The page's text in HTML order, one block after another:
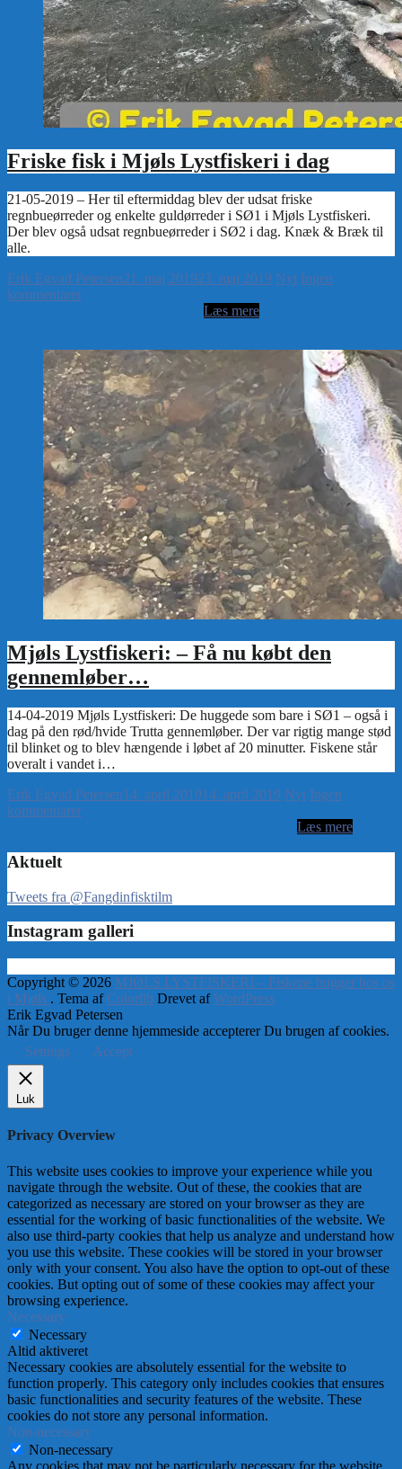
Friske fisk i Mjøls Lystfiskeri i dag
Erik Egvad Petersen21. maj 201923. maj 2019 Nyt Ingen
kommentarer
Mjøls Lystfiskeri: – Få nu købt den
gennemløber…
Erik Egvad Petersen14. april 201914. april 2019 Nyt Ingen
kommentarer
Aktuelt
Tweets fra @Fangdinfisktilm
Instagram galleri
Copyright © 2026 MJØLS LYSTFISKERI – Fiskene hugger hos os
i Mjøls . Tema af Colorlib Drevet afWordPress
Erik Egvad Petersen
Når Du bruger denne hjemmeside accepterer Du brugen af cookies.
Settings
Accept
Luk
Privacy Overview
This website uses cookies to improve your experience while you
navigate through the website. Out of these, the cookies that are
categorized as necessary are stored on your browser as they are
essential for the working of basic functionalities of the website. We
also use third-party cookies that help us analyze and understand how
you use this website. These cookies will be stored in your browser
only with your consent. You also have the option to opt-out of these
cookies. But opting out of some of these cookies may affect your
browsing experience.
Necessary
Necessary
Altid aktiveret
Necessary cookies are absolutely essential for the website to
function properly. This category only includes cookies that ensures
basic functionalities and security features of the website. These
cookies do not store any personal information.
Non-necessary
Non-necessary
Any cookies that may not be particularly necessary for the website